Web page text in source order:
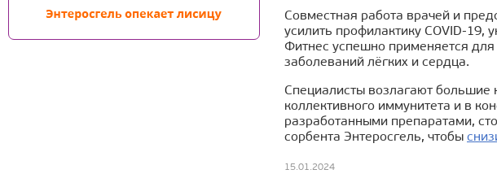
Совместная работа врачей и
усилить профилактику COVID-19,
Фитнес успешно применяется
заболеваний лёгких и сердца.
Специалисты возлагают большие
коллективного иммунитета и в
разработанными препаратами,
сорбента Энтеросгель, чтобы
15.01.2024